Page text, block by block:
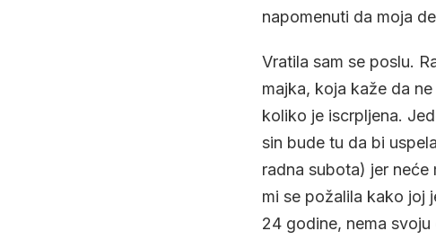
napomenuti da moja
Vratila sam se poslu.
majka, koja kaže da
koliko je iscrpljena.
sin bude tu da bi
radna subota) jer
mi se požalila kako joj
24 godine, nema